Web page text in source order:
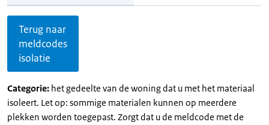
Terug naar
meldcodes
isolatie
Categorie: het gedeelte van de woning dat u met het materiaal
isoleert. Let op: sommige materialen kunnen op meerdere
plekken worden toegepast. Zorgt dat u de meldcode met de